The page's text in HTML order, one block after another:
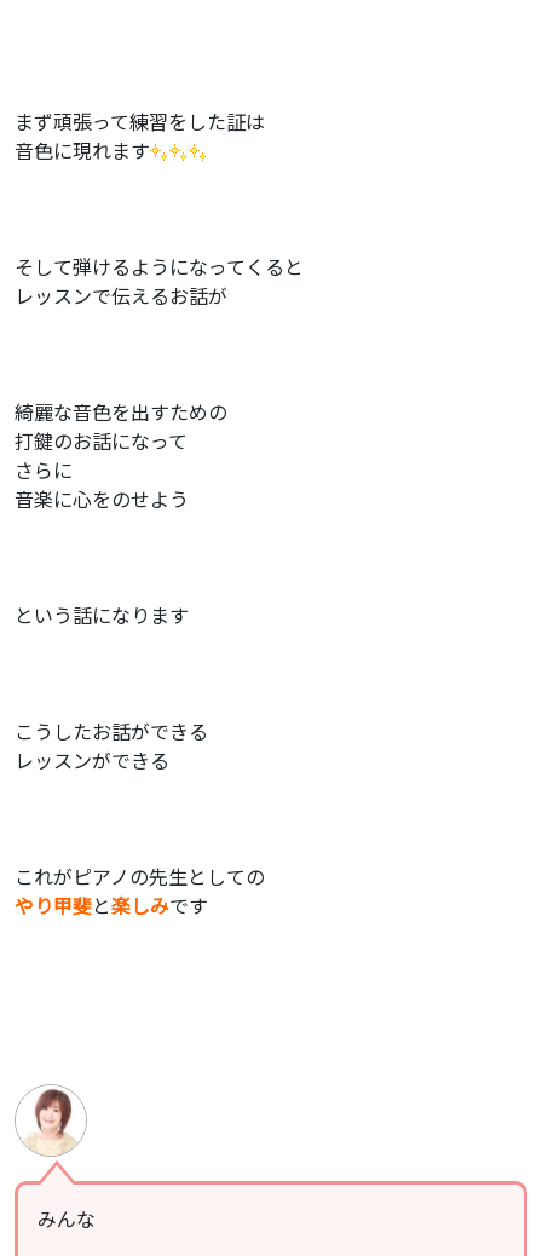
まず頑張って練習をした証は
音色に現れます
そして弾けるようになってくると
レッスンで伝えるお話が
綺麗な音色を出すための
打鍵のお話になって
さらに
音楽に心をのせよう
という話になります
こうしたお話ができる
レッスンができる
これがピアノの先生としての
やり甲斐と楽しみです
みんな